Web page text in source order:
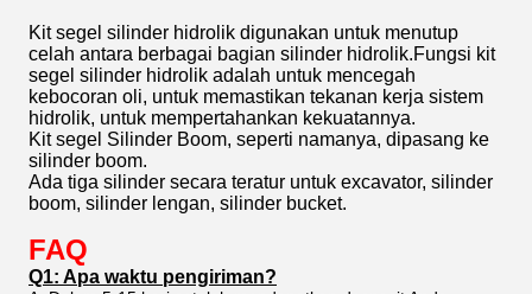
Kit segel silinder hidrolik digunakan untuk menutup
celah antara berbagai bagian silinder hidrolik.Fungsi kit
segel silinder hidrolik adalah untuk mencegah
kebocoran oli, untuk memastikan tekanan kerja sistem
hidrolik, untuk mempertahankan kekuatannya.
Kit segel Silinder Boom, seperti namanya, dipasang ke
silinder boom.
Ada tiga silinder secara teratur untuk excavator, silinder
boom, silinder lengan, silinder bucket.
FAQ
Q1: Apa waktu pengiriman?